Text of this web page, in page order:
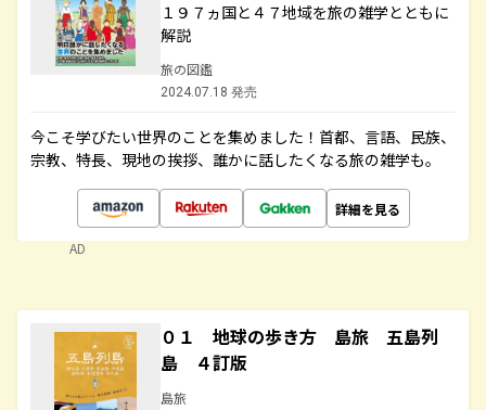
１９７ヵ国と４７地域を旅の雑学とともに
解説
旅の図鑑
2024.07.18 発売
今こそ学びたい世界のことを集めました！首都、言語、民族、
宗教、特長、現地の挨拶、誰かに話したくなる旅の雑学も。
詳細を見る
AD
０１ 地球の歩き方 島旅 五島列
島 ４訂版
島旅